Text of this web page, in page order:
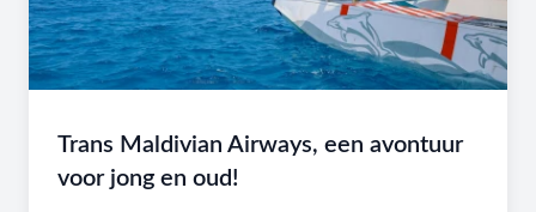
Trans Maldivian Airways, een avontuur
voor jong en oud!